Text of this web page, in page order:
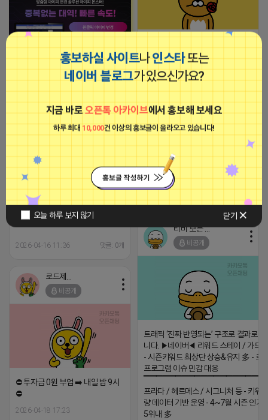
홍보하실 사이트나인스타또는
네이버 블로그가 있으신가요?
지금 바로오픈톡 아카이브에서 홍보해 보세요
하루 최대10,000건 이상의 홍보글이 올라오고 있습니다!
오늘 하루 보지 않기 닫기
2026-04-16 15:06 댓글: 0개
[아이피몬스터] 전국 최저가 마케팅
2023-09-06 14:23:39 비공개
댓글: 0개
멍한 프렌즈
2026-04-16 11:36 댓글: 0개
티비 보는 라이언
비공개
트래픽 ‘진짜 반영되는’ 구조로 결과로
니다. ▶네이버◀ 리워드 스테이 / 가드 /
- 시즌키워드 최상단 상승&유지 多 - 로
프로그램 이슈 민감 대응
▔▔▔▔▔▔▔▔▔▔▔▔▔▔▔▔▔▔ ▶
프라다 / 헤르메스 / 시그니처 등 - 키워
량 데이터 기반 운영 - 4~7월 시즌 인기
5위내 多
비공개
⛔️ 투자금 0원 부업 ➡️ 내일 밤 9시
⛔️
2026-04-18 17:23